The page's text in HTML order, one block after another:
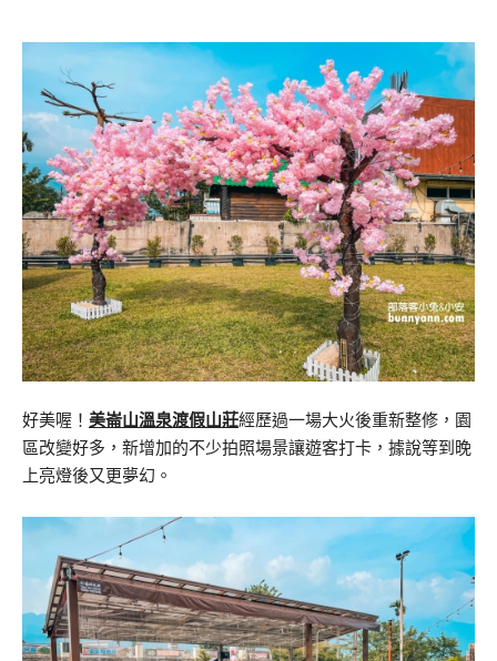
好美喔！ 美崙山溫泉渡假山莊經歷過一場大火後重新整修，園
區改變好多，新增加的不少拍照場景讓遊客打卡，據說等到晚
上亮燈後又更夢幻。